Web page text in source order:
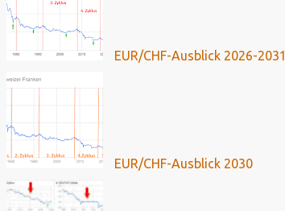
EUR/CHF-Ausblick 2026-2031
EUR/CHF-Ausblick 2030